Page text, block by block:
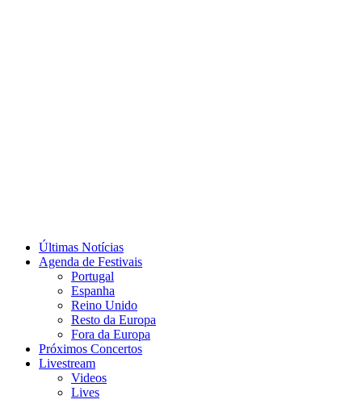
Últimas Notícias
Agenda de Festivais
Portugal
Espanha
Reino Unido
Resto da Europa
Fora da Europa
Próximos Concertos
Livestream
Videos
Lives